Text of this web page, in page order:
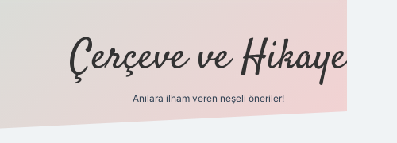
Çerçeve ve Hikaye
Anılara ilham veren neşeli öneriler!